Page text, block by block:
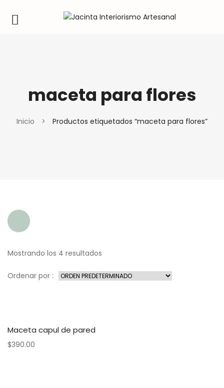
maceta para flores
Inicio > Productos etiquetados “maceta para flores”
Mostrando los 4 resultados
Ordenar por :
Maceta capul de pared
$390.00